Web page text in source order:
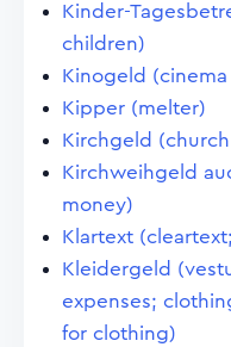
Kinder-
children)
Kinogeld
Kipper (melter)
Kirchgeld
Kirchweihgeld
money)
Klartext
Kleidergeld
expenses;
for clothing)